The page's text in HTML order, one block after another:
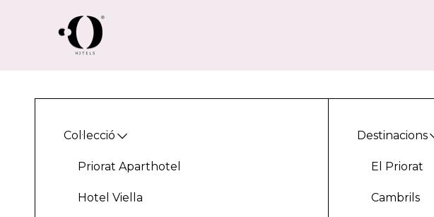
Col·lecció
Priorat Aparthotel
Hotel Viella
Destinacions
El Priorat
Cambrils